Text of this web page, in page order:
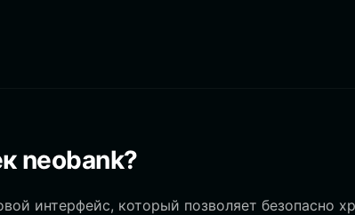
neobank?
интерфейс, который позволяет безопасно